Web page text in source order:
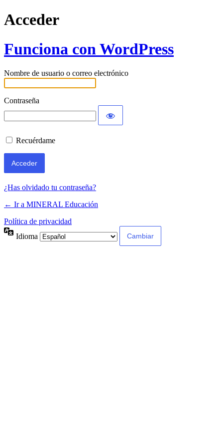
Acceder
Funciona con WordPress
Nombre de usuario o correo electrónico
Contraseña
Recuérdame
¿Has olvidado tu contraseña?
← Ir a MINERAL Educación
Política de privacidad
Idioma